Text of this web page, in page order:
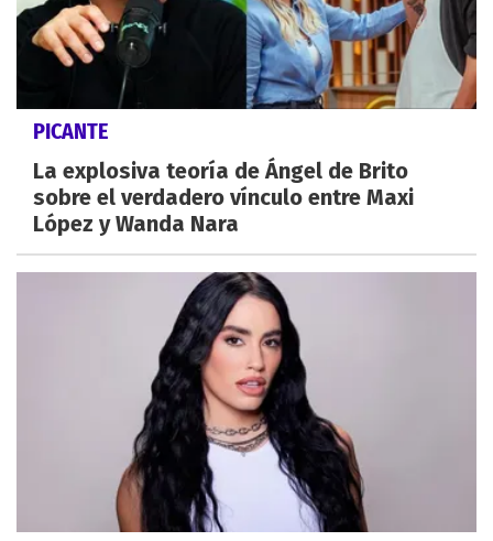
PICANTE
La explosiva teoría de Ángel de Brito
sobre el verdadero vínculo entre Maxi
López y Wanda Nara